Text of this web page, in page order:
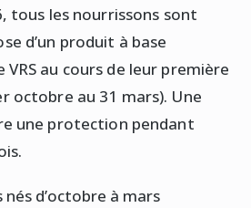
tous les nourrissons sont
d’un produit à base
VRS au cours de leur première
octobre au 31 mars). Une
une protection pendant
nés d’octobre à mars